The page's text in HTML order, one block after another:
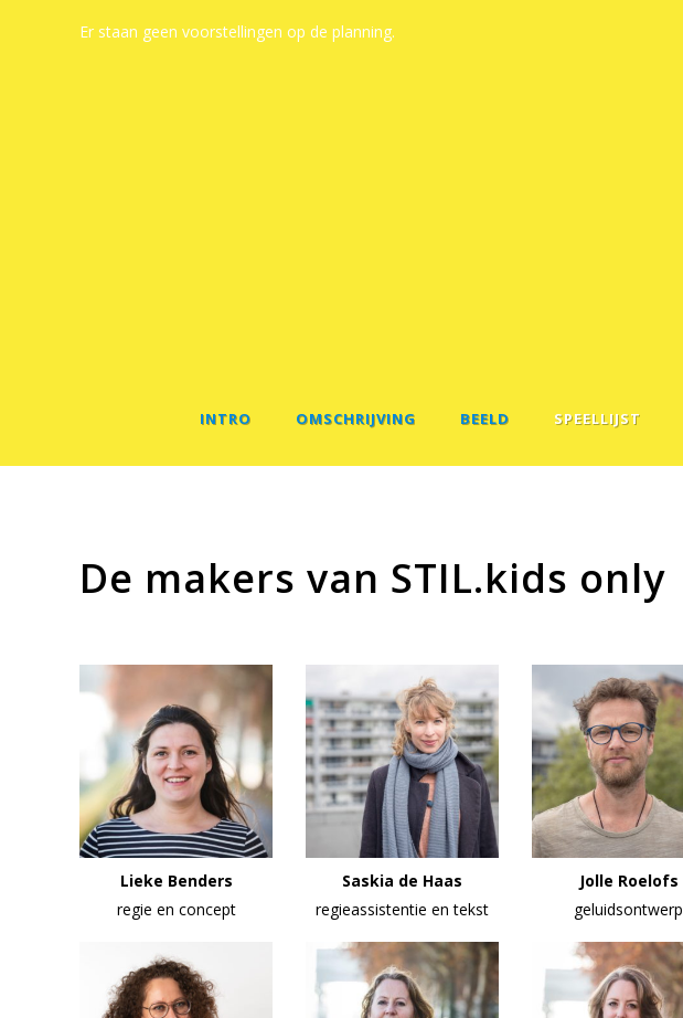
Er staan geen voorstellingen op de planning.
INTRO OMSCHRIJVING BEELD SPEELLIJST
De makers van STIL.kids only
Lieke Benders
regie en concept
Saskia de Haas
regieassistentie en tekst
Jolle Roelofs
geluidsontwerp